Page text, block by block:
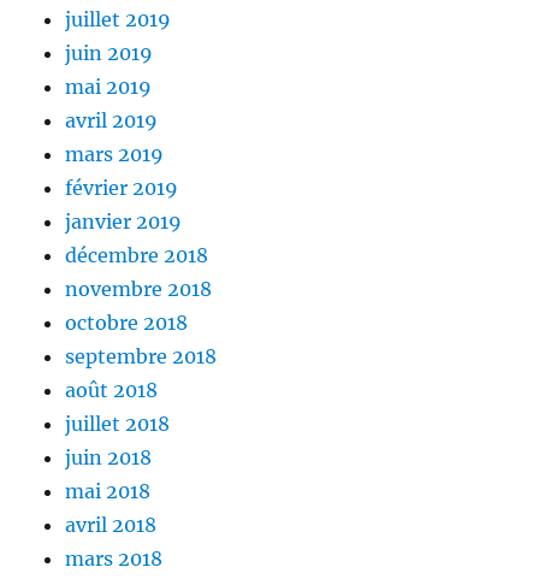
juillet 2019
juin 2019
mai 2019
avril 2019
mars 2019
février 2019
janvier 2019
décembre 2018
novembre 2018
octobre 2018
septembre 2018
août 2018
juillet 2018
juin 2018
mai 2018
avril 2018
mars 2018